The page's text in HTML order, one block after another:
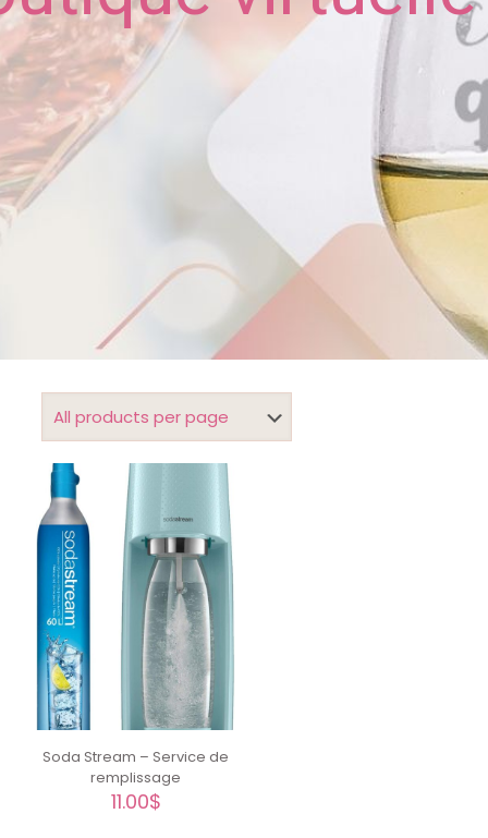
Soda Stream – Service de
remplissage
11.00$